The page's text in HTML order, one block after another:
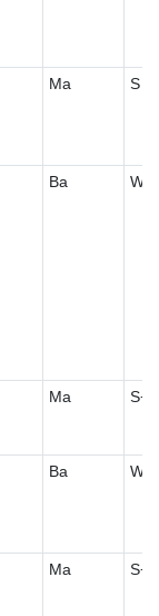
Ma S
Ba W
Ma
Ba W
Ma